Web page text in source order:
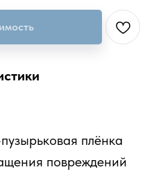
плёнка
повреждений